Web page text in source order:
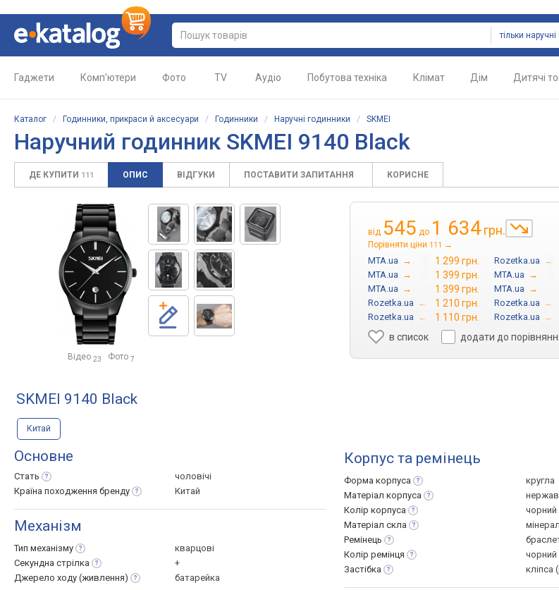
Гаджети Комп'ютери Фото TV Аудіо Побутова техніка Клімат Дім Дитячі
Каталог / Годинники, прикраси й аксесуари / Годинники / Наручні годинники / SKMEI
Наручний годинник SKMEI 9140 Black
ДЕ КУПИТИ 111 ОПИС ВІДГУКИ ПОСТАВИТИ ЗАПИТАННЯ КОРИСНЕ
Відео 23 Фото 7
від 545 до 1 634грн.
Порівняти ціни 111 →
MTA.ua → 1 299 грн. Rozetka.ua →
MTA.ua → 1 399 грн. MTA.ua →
MTA.ua → 1 399 грн. MTA.ua →
Rozetka.ua → 1 210 грн. Rozetka.ua →
Rozetka.ua → 1 110 грн. Rozetka.ua →
в список
додати до
SKMEI 9140 Black
Китай
Основне
Стать
чоловічі
Країна походження бренду Китай
Механізм
Тип механізму
кварцові
Секундна стрілка
+
Джерело ходу (живлення) батарейка
Корпус та ремінець
Форма корпуса
кругла
Матеріал корпуса
Колір корпуса
чорний
Матеріал скла
Ремінець
Колір ремінця
чорний
Застібка
кліпса